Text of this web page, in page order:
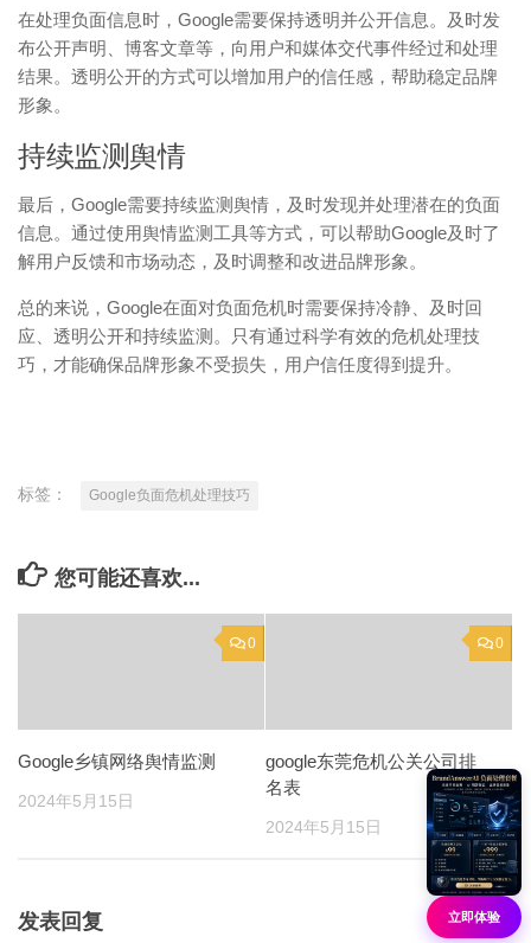
在处理负面信息时，Google需要保持透明并公开信息。及时发
布公开声明、博客文章等，向用户和媒体交代事件经过和处理
结果。透明公开的方式可以增加用户的信任感，帮助稳定品牌
形象。
持续监测舆情
最后，Google需要持续监测舆情，及时发现并处理潜在的负面
信息。通过使用舆情监测工具等方式，可以帮助Google及时了
解用户反馈和市场动态，及时调整和改进品牌形象。
总的来说，Google在面对负面危机时需要保持冷静、及时回
应、透明公开和持续监测。只有通过科学有效的危机处理技
巧，才能确保品牌形象不受损失，用户信任度得到提升。
标签： Google负面危机处理技巧
您可能还喜欢...
0
Google乡镇网络舆情监测
2024年5月15日
0
google东莞危机公关公司排
名表
2024年5月15日
发表回复 立即体验